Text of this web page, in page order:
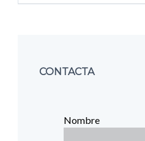
CONTACTA
Nombre